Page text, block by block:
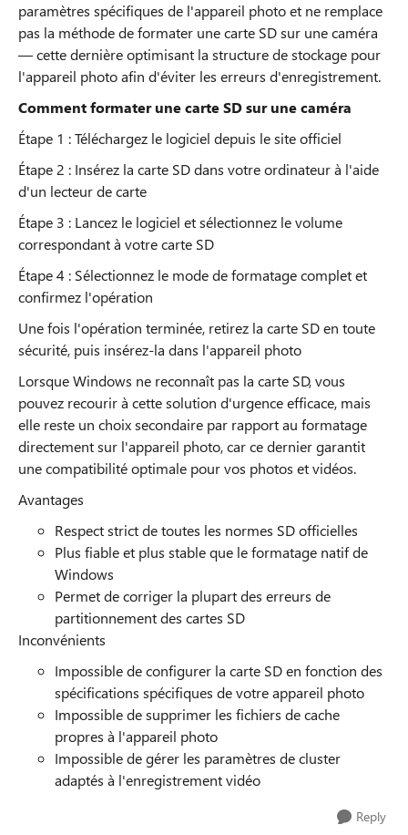
paramètres spécifiques de l'appareil photo et ne remplace
pas la méthode de formater une carte SD sur une caméra
— cette dernière optimisant la structure de stockage pour
l'appareil photo afin d'éviter les erreurs d'enregistrement.
Comment formater une carte SD sur une caméra
Étape 1 : Téléchargez le logiciel depuis le site officiel
Étape 2 : Insérez la carte SD dans votre ordinateur à l'aide
d'un lecteur de carte
Étape 3 : Lancez le logiciel et sélectionnez le volume
correspondant à votre carte SD
Étape 4 : Sélectionnez le mode de formatage complet et
confirmez l'opération
Une fois l'opération terminée, retirez la carte SD en toute
sécurité, puis insérez-la dans l'appareil photo
Lorsque Windows ne reconnaît pas la carte SD, vous
pouvez recourir à cette solution d'urgence efficace, mais
elle reste un choix secondaire par rapport au formatage
directement sur l'appareil photo, car ce dernier garantit
une compatibilité optimale pour vos photos et vidéos.
Avantages
Respect strict de toutes les normes SD officielles
Plus fiable et plus stable que le formatage natif de
Windows
Permet de corriger la plupart des erreurs de
partitionnement des cartes SD
Inconvénients
Impossible de configurer la carte SD en fonction des
spécifications spécifiques de votre appareil photo
Impossible de supprimer les fichiers de cache
propres à l'appareil photo
Impossible de gérer les paramètres de cluster
adaptés à l'enregistrement vidéo
Reply